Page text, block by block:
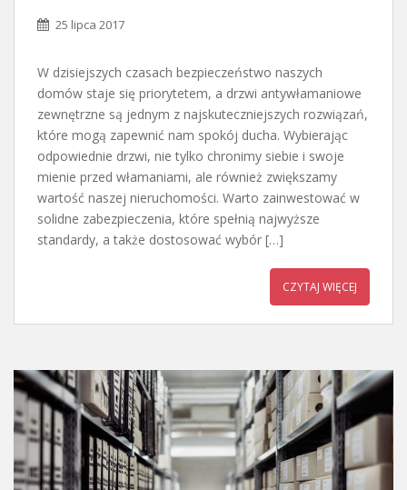
25 lipca 2017
W dzisiejszych czasach bezpieczeństwo naszych
domów staje się priorytetem, a drzwi antywłamaniowe
zewnętrzne są jednym z najskuteczniejszych rozwiązań,
które mogą zapewnić nam spokój ducha. Wybierając
odpowiednie drzwi, nie tylko chronimy siebie i swoje
mienie przed włamaniami, ale również zwiększamy
wartość naszej nieruchomości. Warto zainwestować w
solidne zabezpieczenia, które spełnią najwyższe
standardy, a także dostosować wybór […]
CZYTAJ WIĘCEJ